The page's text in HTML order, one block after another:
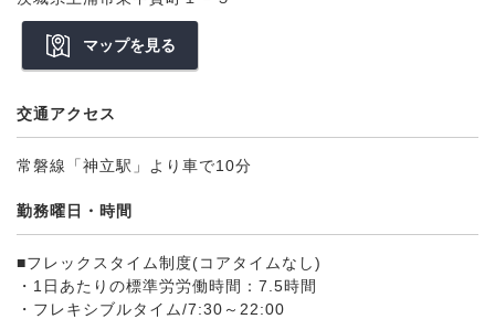
マップを見る
交通アクセス
常磐線「神立駅」より車で10分
勤務曜日・時間
■フレックスタイム制度(コアタイムなし)
・1日あたりの標準労労働時間：7.5時間
・フレキシブルタイム/7:30～22:00